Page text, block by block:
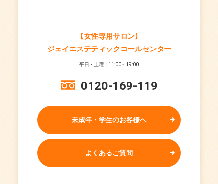
【女性専用サロン】
ジェイエステティックコールセンター
平日・土曜：11:00～19:00
0120-169-119
未成年・学生のお客様へ
よくあるご質問